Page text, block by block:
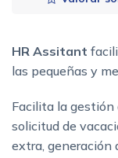
HR Assitant
las pequeñas y
Facilita la gestión
solicitud de
extra, generación